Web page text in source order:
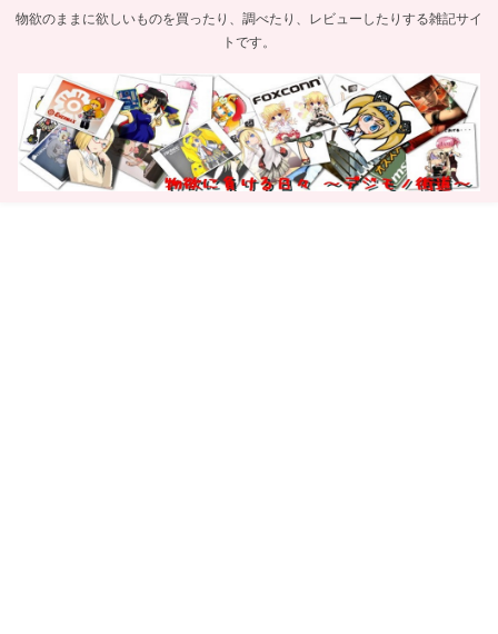
物欲のままに欲しいものを買ったり、調べたり、レビューしたりする雑記サイ
トです。